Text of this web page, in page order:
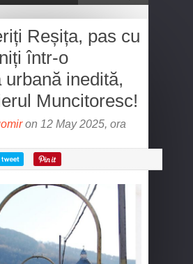
Reșița, pas cu
într-o
urbană inedită,
Muncitoresc!
on 12 May 2025, ora